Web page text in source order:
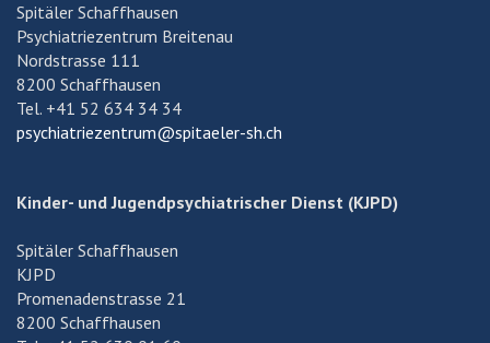
Spitäler Schaffhausen
Psychiatriezentrum Breitenau
Nordstrasse 111
8200 Schaffhausen
Tel. +41 52 634 34 34
psychiatriezentrum@spitaeler-sh.ch
Kinder- und Jugendpsychiatrischer Dienst (KJPD)
Spitäler Schaffhausen
KJPD
Promenadenstrasse 21
8200 Schaffhausen